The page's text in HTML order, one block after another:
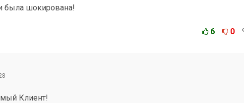
была шокирована!
6 0
Клиент!